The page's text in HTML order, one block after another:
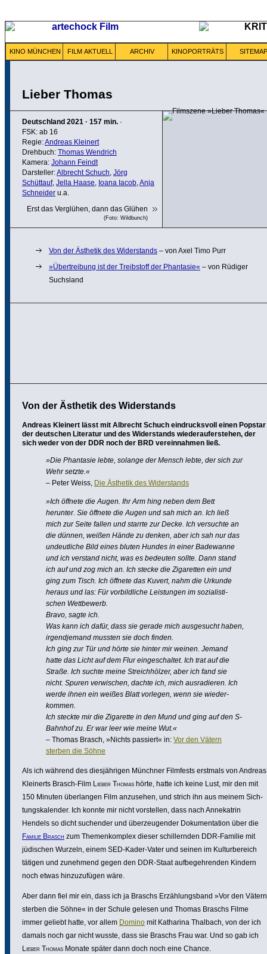
KINO MÜNCHEN FILM AKTUELL ARCHIV KINOPORTRÄTS SITEMAP
Lieber Thomas
Deutschland 2021 · 157 min. ·
FSK: ab 16
Regie:Andreas Kleinert
Drehbuch: Thomas Wendrich
Kamera: Johann Feindt
Darsteller:Albrecht Schuch, Jörg
Schüttauf, Jella Haase, Ioana Iacob,Anja
Schneider u.a.
Erst das Verglühen, dann das Glühen
(Foto: Wildbunch)
Von der Ästhetik des Widerstands – von Axel Timo Purr
»Übertreibung ist der Treibstoff der Phantasie« – von Rüdiger
Suchsland
Von der Ästhetik des Widerstands
Andreas Kleinert lässt mit Albrecht Schuch eindrucksvoll einen Popstar
der deutschen Literatur und des Widerstands wiederauferstehen, der
sich weder von der DDR noch der BRD vereinnahmen ließ.
»Die Phantasie lebte, solange der Mensch lebte, der sich zur
Wehr setzte.«
– Peter Weiss, Die Ästhetik des Wider­stands
»Ich öffnete die Augen. Ihr Arm hing neben dem Bett
herunter. Sie öffnete die Augen und sah mich an. Ich ließ
mich zur Seite fallen und starrte zur Decke. Ich versuchte an
die dünnen, weißen Hände zu denken, aber ich sah nur das
undeut­liche Bild eines bluten Hundes in einer Badewanne
und ich verstand nicht, was es bedeuten sollte. Dann stand
ich auf und zog mich an. Ich stecke die Ziga­retten ein und
ging zum Tisch. Ich öffnete das Kuvert, nahm die Urkunde
heraus und las: Für vorbild­liche Leis­tungen im sozia­lis­ti­
schen Wett­be­werb.
Bravo, sagte ich.
Was kann ich dafür, dass sie gerade mich ausge­sucht haben,
irgend­je­mand mussten sie doch finden.
Ich ging zur Tür und hörte sie hinter mir weinen. Jemand
hatte das Licht auf dem Flur einge­schaltet. Ich trat auf die
Straße. Ich suchte meine Streich­hölzer, aber ich fand sie
nicht. Spuren verwi­schen, dachte ich, mich ausra­dieren. Ich
werde ihnen ein weißes Blatt vorlegen, wenn sie wieder­
kommen.
Ich steckte mir die Zigarette in den Mund und ging auf den S-
Bahnhof zu. Er war leer wie meine Wut.«
– Thomas Brasch, »Nichts passiert« in: Vor den Vätern
sterben die Söhne
Als ich während des dies­jäh­rigen Münchner Filmfests erstmals von Andreas
Kleinerts Brasch-Film Lieber Thomas hörte, hatte ich keine Lust, mir den mit
150 Minuten über­langen Film anzusehen, und strich ihn aus meinem Sich­
tungs­ka­lender. Ich konnte mir nicht vorstellen, dass nach Anne­katrin
Hendels so dicht suchender und über­zeu­gender Doku­men­ta­tion über die
Familie Brasch zum Themen­kom­plex dieser schil­lernden DDR-Familie mit
jüdischen Wurzeln, einem SED-Kader-Vater und seinen im Kultur­be­reich
tätigen und zunehmend gegen den DDR-Staat aufbe­geh­renden Kindern
noch etwas hinzu­zu­fügen wäre.
Aber dann fiel mir ein, dass ich ja Braschs Erzäh­lungs­band »Vor den Vätern
sterben die Söhne« in der Schule gelesen und Thomas Braschs Filme
immer geliebt hatte, vor allem Domino mit Katharina Thalbach, von der ich
damals noch gar nicht wusste, dass sie Braschs Frau war. Und so gab ich
Lieber Thomas Monate später dann doch noch eine Chance.